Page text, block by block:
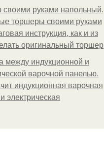
своими руками напольный.
торшеры своими руками
инструкция, как и из
оригинальный торшер
между индукционной и
варочной панелью.
индукционная варочная
электрическая